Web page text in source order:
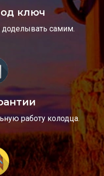
ключ
доделывать самим.
работу колодца.